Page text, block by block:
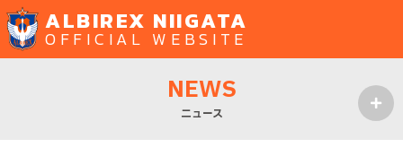
ALBIREX NIIGATA
OFFICIAL WEBSITE
NEWS
ニュース